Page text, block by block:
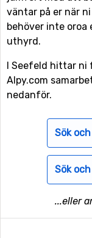
väntar på er när
behöver inte
uthyrd.
I Seefeld hittar
Alpy.com
nedanför.
Sök
Sök
...eller